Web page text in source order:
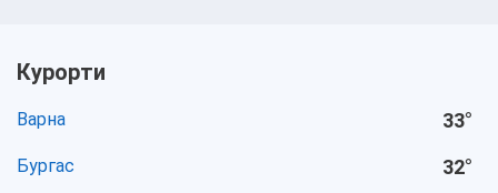
Курорти
Варна 33°
Бургас 32°